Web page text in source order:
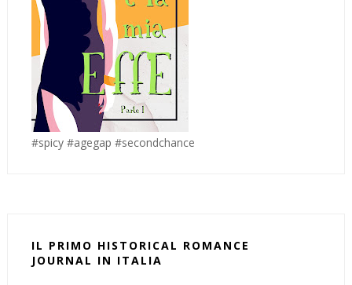
#spicy #agegap #secondchance
IL PRIMO HISTORICAL ROMANCE
JOURNAL IN ITALIA